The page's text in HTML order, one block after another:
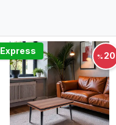
20
%
Express